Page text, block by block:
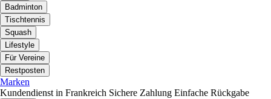
Badminton
Tischtennis
Squash
Lifestyle
Für Vereine
Restposten
Marken
Kundendienst in Frankreich Sichere Zahlung Einfache Rückgabe